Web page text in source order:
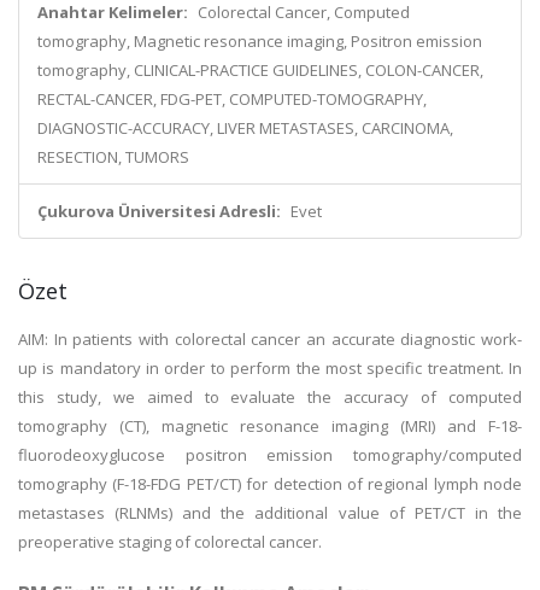
Anahtar Kelimeler: Colorectal Cancer, Computed
tomography, Magnetic resonance imaging, Positron emission
tomography, CLINICAL-PRACTICE GUIDELINES, COLON-CANCER,
RECTAL-CANCER, FDG-PET, COMPUTED-TOMOGRAPHY,
DIAGNOSTIC-ACCURACY, LIVER METASTASES, CARCINOMA,
RESECTION, TUMORS
Çukurova Üniversitesi Adresli: Evet
Özet
AIM: In patients with colorectal cancer an accurate diagnostic work-
up is mandatory in order to perform the most specific treatment. In
this study, we aimed to evaluate the accuracy of computed
tomography (CT), magnetic resonance imaging (MRI) and F-18-
fluorodeoxyglucose positron emission tomography/computed
tomography (F-18-FDG PET/CT) for detection of regional lymph node
metastases (RLNMs) and the additional value of PET/CT in the
preoperative staging of colorectal cancer.